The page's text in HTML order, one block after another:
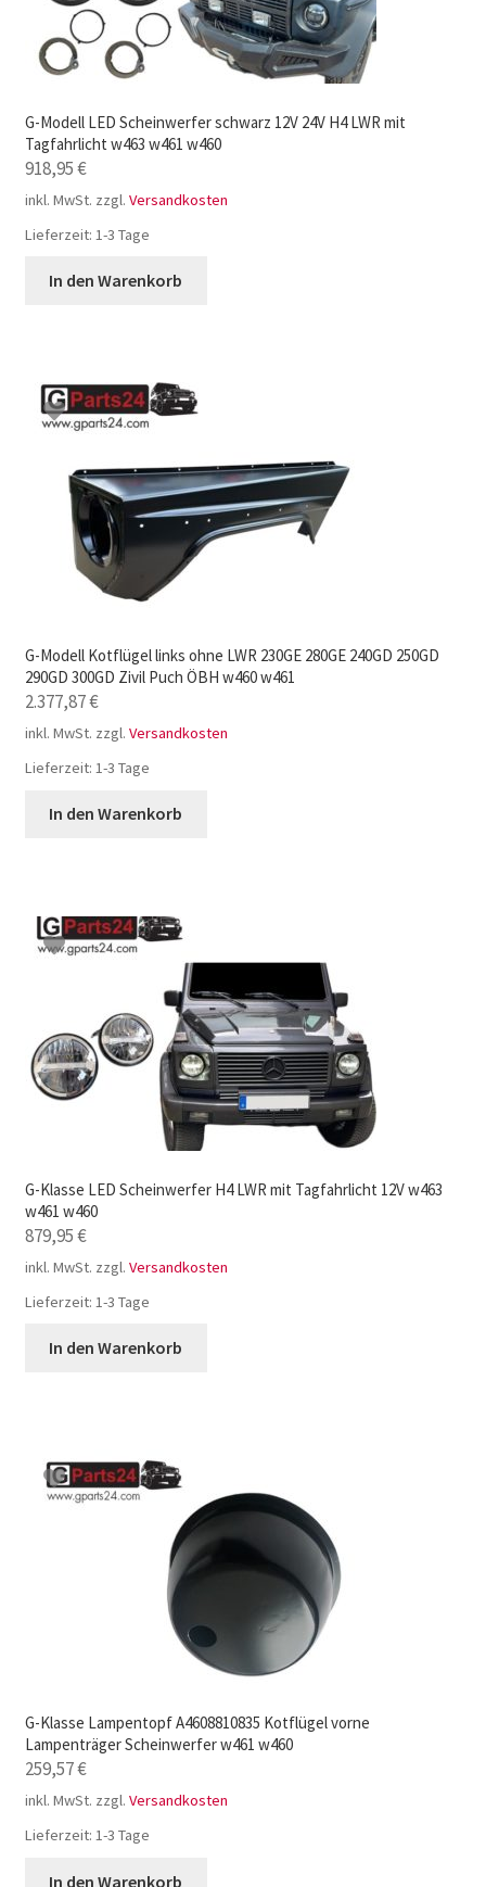
G-Modell LED Scheinwerfer schwarz 12V 24V H4 LWR mit
Tagfahrlicht w463 w461 w460
918,95€
inkl. MwSt. zzgl. Versandkosten
Lieferzeit: 1-3 Tage
In den Warenkorb
G-Modell Kotflügel links ohne LWR 230GE 280GE 240GD 250GD
290GD 300GD Zivil Puch ÖBH w460 w461
2.377,87€
inkl. MwSt. zzgl. Versandkosten
Lieferzeit: 1-3 Tage
In den Warenkorb
G-Klasse LED Scheinwerfer H4 LWR mit Tagfahrlicht 12V w463
w461 w460
879,95€
inkl. MwSt. zzgl. Versandkosten
Lieferzeit: 1-3 Tage
In den Warenkorb
G-Klasse Lampentopf A4608810835 Kotflügel vorne
Lampenträger Scheinwerfer w461 w460
259,57€
inkl. MwSt. zzgl. Versandkosten
Lieferzeit: 1-3 Tage
In den Warenkorb